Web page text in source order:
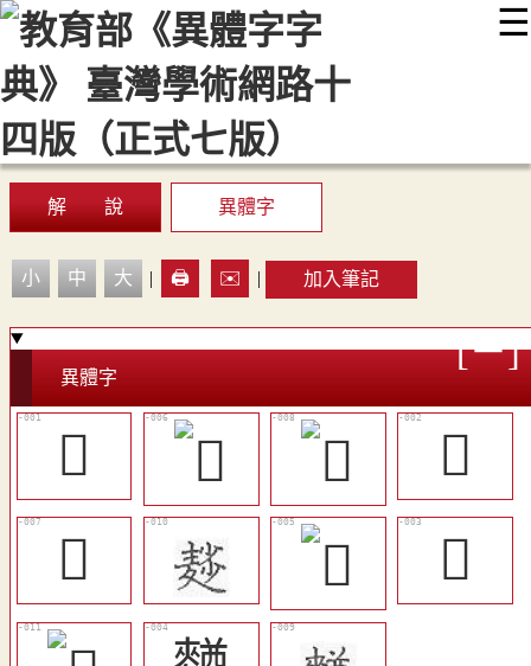
☰
::: 最新消息 常見問題 編輯說明
顯示模式
網站導覽
解 說 異體字
小 中 大 | 🖨️ ✉️ | 加入筆記
異體字
𩚙
𪌕
󶽮
𪍉